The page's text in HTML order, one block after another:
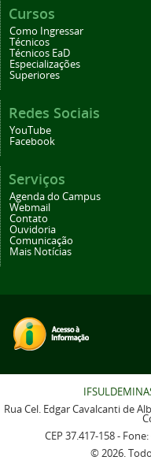
Cursos
Como Ingressar
Técnicos
Técnicos EaD
Especializações
Superiores
Redes Sociais
YouTube
Facebook
Serviços
Agenda do Campus
Webmail
Contato
Ouvidoria
Comunicação
Mais Notícias
Rua Cel. Edgar Cavalcanti de
CEP 37.417-158 -
© 2026.